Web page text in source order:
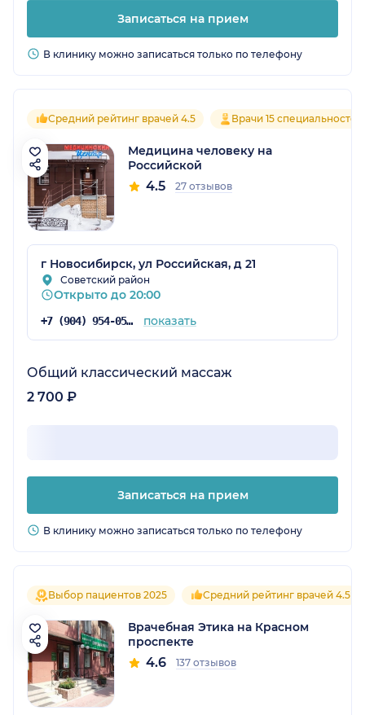
Записаться на прием
В клинику можно записаться только по телефону
Средний рейтинг врачей 4.5 Врачи 15 специальностей
Медицина человеку на
Российской
4.5 27 отзывов
г Новосибирск, ул Российская, д 21
Советский район
Открыто до 20:00
+7 (904) 954-05-26 показать
Общий классический массаж
2 700 ₽
Записаться на прием
В клинику можно записаться только по телефону
Выбор пациентов 2025 Средний рейтинг врачей 4.5
Врачебная Этика на Красном
проспекте
4.6 137 отзывов